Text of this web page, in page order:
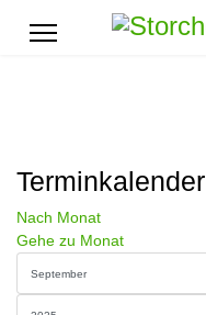
Terminkalender
Nach Monat
Gehe zu Monat